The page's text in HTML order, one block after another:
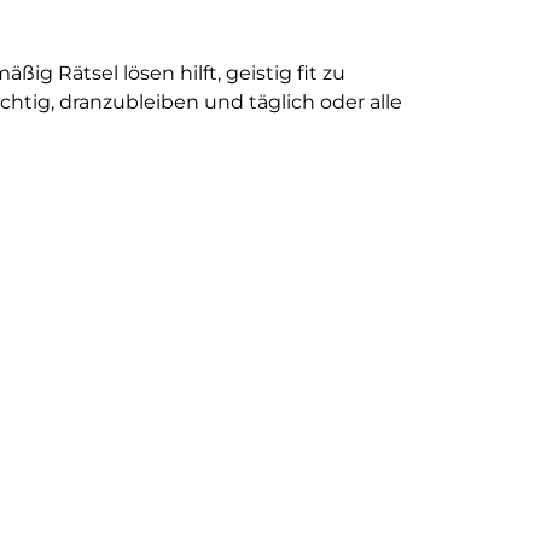
Rätsel lösen hilft, geistig fit zu
dranzubleiben und täglich oder alle